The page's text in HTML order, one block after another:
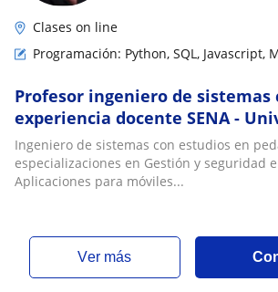
Clases on line
Programación: Python, SQL, Javascript,
Profesor ingeniero de sistemas
experiencia docente SENA -
Colegios
Ingeniero de sistemas con estudios en
especializaciones en Gestión y seguridad
Aplicaciones para móviles...
ver más